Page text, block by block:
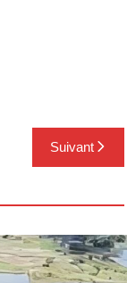
Suivant